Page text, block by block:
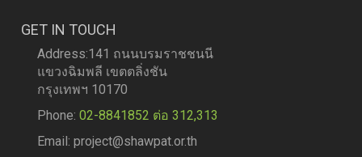
GET IN TOUCH
Address:141 ถนนบรมราชชนนี
แขวงฉิมพลี เขตตลิ่งชัน
กรุงเทพฯ 10170
Phone:02-8841852 ต่อ 312,313
Email: project@shawpat.or.th